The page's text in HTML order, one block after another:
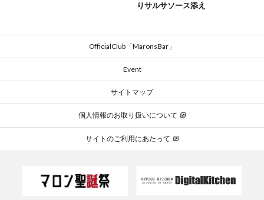
りサルサソース添え
OfficialClub「MaronsBar」
Event
サイトマップ
個人情報のお取り扱いについて
サイトのご利用にあたって